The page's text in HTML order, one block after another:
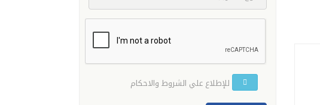
للإطلاع علي الشروط والاحكام